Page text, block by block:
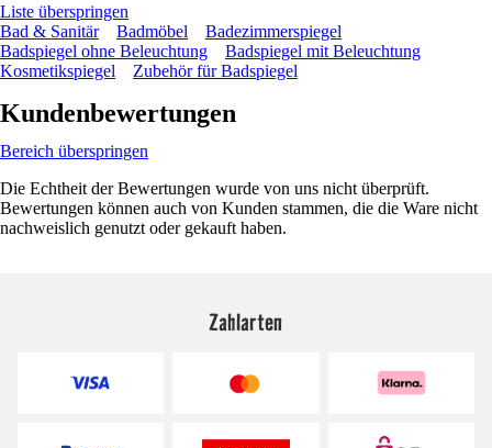
Liste überspringen
Bad & Sanitär
Badmöbel
Badezimmerspiegel
Badspiegel ohne Beleuchtung
Badspiegel mit Beleuchtung
Kosmetikspiegel
Zubehör für Badspiegel
Kundenbewertungen
Bereich überspringen
Die Echtheit der Bewertungen wurde von uns nicht überprüft.
Bewertungen können auch von Kunden stammen, die die Ware nicht
nachweislich genutzt oder gekauft haben.
Zahlarten